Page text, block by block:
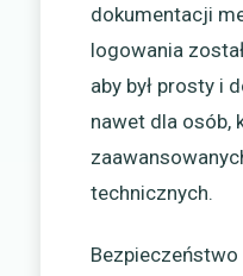
dokumentacji
logowania
aby był prosty i
nawet dla osób,
technicznych.